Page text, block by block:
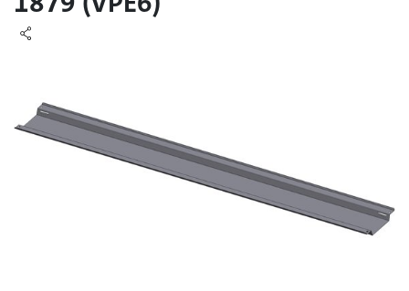
Password dimenticata
Richiesta di registrazione per login